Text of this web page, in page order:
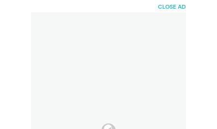
CLOSE AD